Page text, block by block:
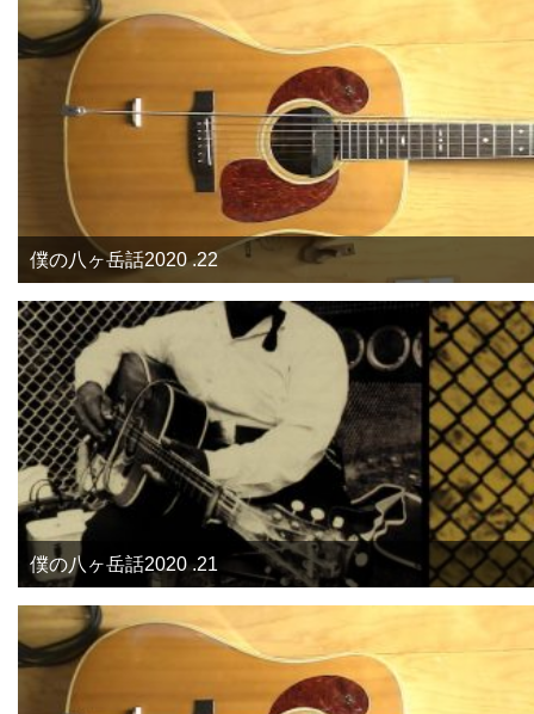
僕の八ヶ岳話2020 .22
僕の八ヶ岳話2020 .21